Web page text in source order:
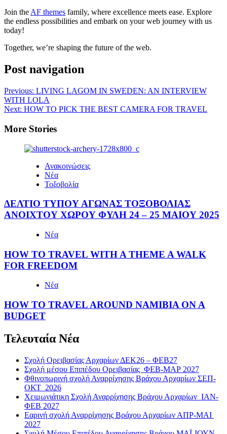
Join the AF themes family, where excellence meets ease. Explore
the endless possibilities and embark on your web journey with us
today!
Together, we’re shaping the future of the web.
Post navigation
Previous: LIVING LAGOM IN SWEDEN: AN INTERVIEW
WITH LOLA
Next: HOW TO PICK THE BEST CAMERA FOR TRAVEL
More Stories
Ανακοινώσεις
Νέα
Τοξοβολία
ΔΕΛΤΙΟ ΤΥΠΟΥ ΑΓΩΝΑΣ ΤΟΞΟΒΟΛΙΑΣ
ΑΝΟΙΧΤΟΥ ΧΩΡΟΥ ΦΥΛΗ 24 – 25 ΜΑΙΟΥ 2025
Νέα
HOW TO TRAVEL WITH A THEME A WALK
FOR FREEDOM
Νέα
HOW TO TRAVEL AROUND NAMIBIA ON A
BUDGET
Τελευταία Νέα
Σχολή Ορειβασίας Αρχαρίων ΔΕΚ26 – ΦΕΒ27
Σχολή μέσου Επιπέδου Ορειβασίας ΦΕΒ-ΜΑΡ 2027
Φθινοπωρινή σχολή Αναρρίχησης Βράχου Αρχαρίων ΣΕΠ-
ΟΚΤ 2026
Χειμωνιάτικη Σχολή Αναρρίχησης Βράχου Αρχαρίων ΙΑΝ-
ΦΕΒ 2027
Εαρινή σχολή Αναρρίχησης Βράχου Αρχαρίων ΑΠΡ-ΜΑΙ
2027